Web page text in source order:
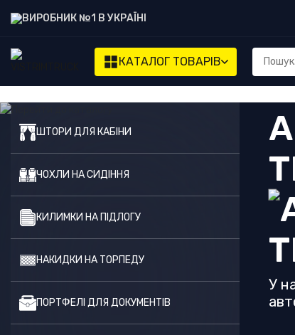
ВИРОБНИК №1 В УКРАЇНІ
КАТАЛОГ ТОВАРІВ
ШТОРИ ДЛЯ КАБІНИ
ЧОХЛИ НА СИДІННЯ
КИЛИМКИ НА ПІДЛОГУ
НАКИДКИ НА ТОРПЕДУ
ПОРТФЕЛІ ДЛЯ ДОКУМЕНТІВ
У